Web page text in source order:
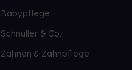
Babypflege
Schnuller & Co.
Zahnen & Zahnpflege